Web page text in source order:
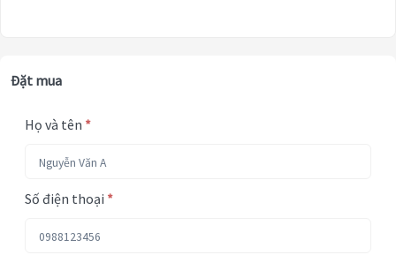
Đặt mua
Họ và tên *
Số điện thoại *